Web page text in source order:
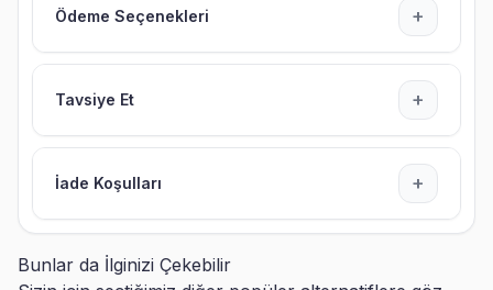
Ödeme Seçenekleri +
Tavsiye Et +
İade Koşulları +
Bunlar da İlginizi Çekebilir